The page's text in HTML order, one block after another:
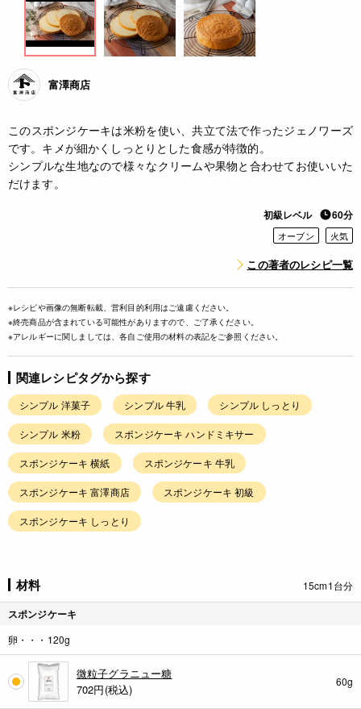
富澤商店
このスポンジケーキは米粉を使い、共立て法で作ったジェノワーズ
です。キメが細かくしっとりとした食感が特徴的。
シンプルな生地なので様々なクリームや果物と合わせてお使いいた
だけます。
初級レベル 60分
オーブン 火気
この著者のレシピ一覧
※レシピや画像の無断転載、営利目的利用はご遠慮ください。
※終売商品が含まれている可能性がありますので、ご了承ください。
※アレルギーに関しましては、各自ご使用の材料の表記をご参照ください。
関連レシピタグから探す
シンプル 洋菓子 シンプル 牛乳 シンプル しっとり
シンプル 米粉 スポンジケーキ ハンドミキサー
スポンジケーキ 横紙 スポンジケーキ 牛乳
スポンジケーキ 富澤商店 スポンジケーキ 初級
スポンジケーキ しっとり
材料 15cm1台分
スポンジケーキ
卵・・・120g
微粒子グラニュー糖
702円(税込)
60g